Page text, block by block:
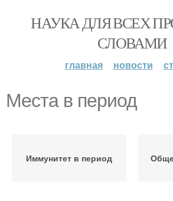
НАУКА ДЛЯ ВСЕХ
СЛОВАМИ
главная новости
Места в период
Иммунитет в период